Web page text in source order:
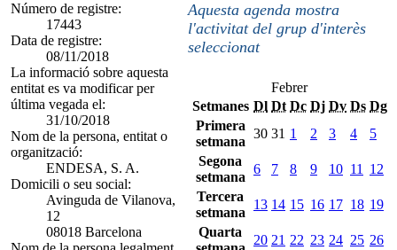
Número de registre:
17443
Data de registre:
08/11/2018
La informació sobre aquesta
entitat es va modificar per
última vegada el:
31/10/2018
Nom de la persona, entitat o
organització:
ENDESA, S. A.
Domicili o seu social:
Avinguda de Vilanova,
12
08018 Barcelona
Aquesta agenda mostra
l'activitat del grup d'interès
seleccionat
Febrer
Setmanes Dl Dt Dc Dj Dv Ds Dg
Primera
setmana
30 31 1 2 3 4
5
Segona
setmana
6 7 8 9 10 11
12
Tercera
setmana
13 14 15 16 17 18 19
Quarta
20 21 22 23 24 25 26